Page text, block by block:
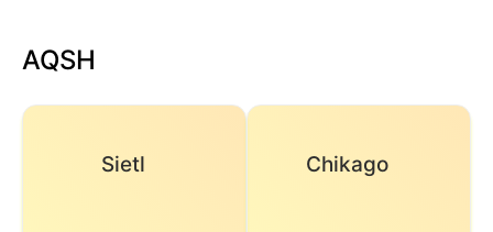
AQSH
Sietl Chikago